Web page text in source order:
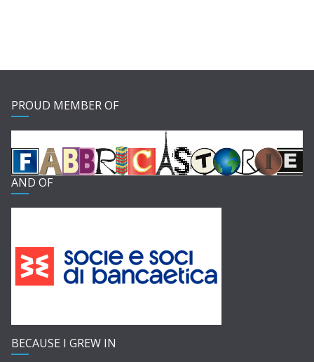
PROUD MEMBER OF
AND OF
BECAUSE I GREW IN